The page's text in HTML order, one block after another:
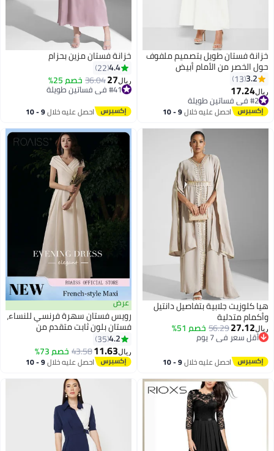
خزانة فستان طويل بتصميم ملفوف
حول الخصر من الأمام أبيض
3.2
13
ريال17.24#2 في فساتين طويلة
تم بيع +10 مؤخرًا
#2 في فساتين طويلة احصل عليه خلال 9 - 10
خزانة فستان مزين بحزام
4.4
22
ريال27
36.04خصم 25% #41 في فساتين طويلة
تم بيع +10 مؤخرًا
احصل عليه خلال 9 - 10
هيا كلوزيت جلابية بتفاصيل دانتيل
وأكمام متدلية
ريال27.12
56.29خصم 51%
أقل سعر في 7 يوم
أقل سعر في 7 يوم
احصل عليه خلال 9 - 10
عرض
رويس فستان سهرة فرنسي للنساء،
فستان بلون ثابت متقدم من
البوليستر برقبة V بقصة نحيفة
للحفلات، فستان سيدات أنيق بمزاج
راق، مريح وصديق للبشرة وقابل
للتنفس، تنورة بطول الأرض
4.2
35
ريال11.63
43.58خصم 73%
احصل عليه خلال 9 - 10